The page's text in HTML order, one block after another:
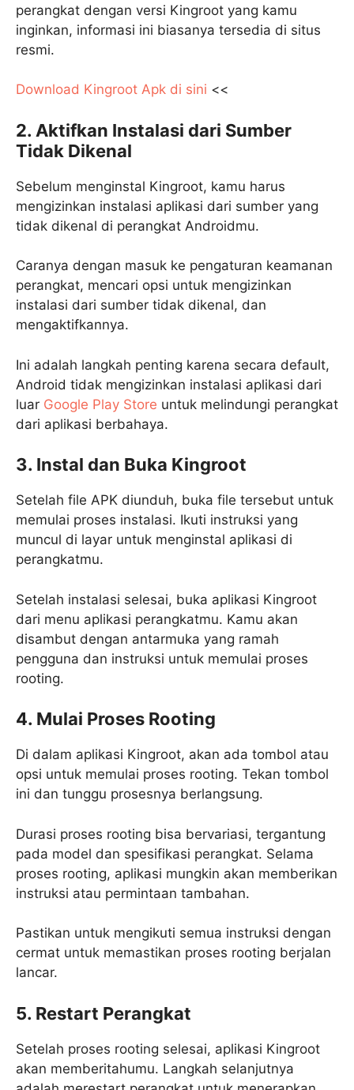
perangkat dengan versi Kingroot yang kamu
inginkan, informasi ini biasanya tersedia di situs
resmi.
Download Kingroot Apk di sini <<
2. Aktifkan Instalasi dari Sumber
Tidak Dikenal
Sebelum menginstal Kingroot, kamu harus
mengizinkan instalasi aplikasi dari sumber yang
tidak dikenal di perangkat Androidmu.
Caranya dengan masuk ke pengaturan keamanan
perangkat, mencari opsi untuk mengizinkan
instalasi dari sumber tidak dikenal, dan
mengaktifkannya.
Ini adalah langkah penting karena secara default,
Android tidak mengizinkan instalasi aplikasi dari
luar Google Play Store untuk melindungi perangkat
dari aplikasi berbahaya.
3. Instal dan Buka Kingroot
Setelah file APK diunduh, buka file tersebut untuk
memulai proses instalasi. Ikuti instruksi yang
muncul di layar untuk menginstal aplikasi di
perangkatmu.
Setelah instalasi selesai, buka aplikasi Kingroot
dari menu aplikasi perangkatmu. Kamu akan
disambut dengan antarmuka yang ramah
pengguna dan instruksi untuk memulai proses
rooting.
4. Mulai Proses Rooting
Di dalam aplikasi Kingroot, akan ada tombol atau
opsi untuk memulai proses rooting. Tekan tombol
ini dan tunggu prosesnya berlangsung.
Durasi proses rooting bisa bervariasi, tergantung
pada model dan spesifikasi perangkat. Selama
proses rooting, aplikasi mungkin akan memberikan
instruksi atau permintaan tambahan.
Pastikan untuk mengikuti semua instruksi dengan
cermat untuk memastikan proses rooting berjalan
lancar.
5. Restart Perangkat
Setelah proses rooting selesai, aplikasi Kingroot
akan memberitahumu. Langkah selanjutnya